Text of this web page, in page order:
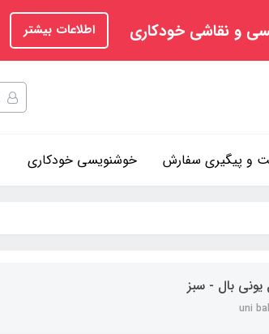
و نقاشی خودکاری اطلاعات بیشتر
و پیگیری سفارش خوشنویسی خودکاری
uni